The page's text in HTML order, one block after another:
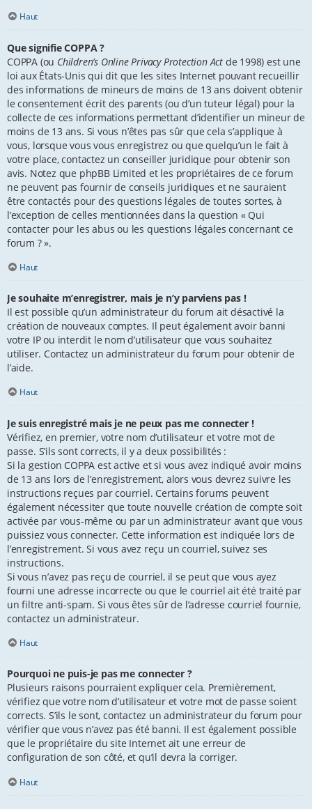
Haut
Que signifie COPPA ?
COPPA (ou Children’s Online Privacy Protection Act de 1998) est une
loi aux États-Unis qui dit que les sites Internet pouvant recueillir
des informations de mineurs de moins de 13 ans doivent obtenir
le consentement écrit des parents (ou d’un tuteur légal) pour la
collecte de ces informations permettant d’identifier un mineur de
moins de 13 ans. Si vous n’êtes pas sûr que cela s’applique à
vous, lorsque vous vous enregistrez ou que quelqu’un le fait à
votre place, contactez un conseiller juridique pour obtenir son
avis. Notez que phpBB Limited et les propriétaires de ce forum
ne peuvent pas fournir de conseils juridiques et ne sauraient
être contactés pour des questions légales de toutes sortes, à
l’exception de celles mentionnées dans la question « Qui
contacter pour les abus ou les questions légales concernant ce
forum ? ».
Haut
Je souhaite m’enregistrer, mais je n’y parviens pas !
Il est possible qu’un administrateur du forum ait désactivé la
création de nouveaux comptes. Il peut également avoir banni
votre IP ou interdit le nom d’utilisateur que vous souhaitez
utiliser. Contactez un administrateur du forum pour obtenir de
l’aide.
Haut
Je suis enregistré mais je ne peux pas me connecter !
Vérifiez, en premier, votre nom d’utilisateur et votre mot de
passe. S’ils sont corrects, il y a deux possibilités :
Si la gestion COPPA est active et si vous avez indiqué avoir moins
de 13 ans lors de l’enregistrement, alors vous devrez suivre les
instructions reçues par courriel. Certains forums peuvent
également nécessiter que toute nouvelle création de compte soit
activée par vous-même ou par un administrateur avant que vous
puissiez vous connecter. Cette information est indiquée lors de
l’enregistrement. Si vous avez reçu un courriel, suivez ses
instructions.
Si vous n’avez pas reçu de courriel, il se peut que vous ayez
fourni une adresse incorrecte ou que le courriel ait été traité par
un filtre anti-spam. Si vous êtes sûr de l’adresse courriel fournie,
contactez un administrateur.
Haut
Pourquoi ne puis-je pas me connecter ?
Plusieurs raisons pourraient expliquer cela. Premièrement,
vérifiez que votre nom d’utilisateur et votre mot de passe soient
corrects. S’ils le sont, contactez un administrateur du forum pour
vérifier que vous n’avez pas été banni. Il est également possible
que le propriétaire du site Internet ait une erreur de
configuration de son côté, et qu’il devra la corriger.
Haut